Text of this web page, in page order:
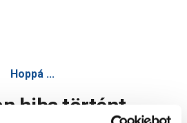
Hoppá ...
hiba történt